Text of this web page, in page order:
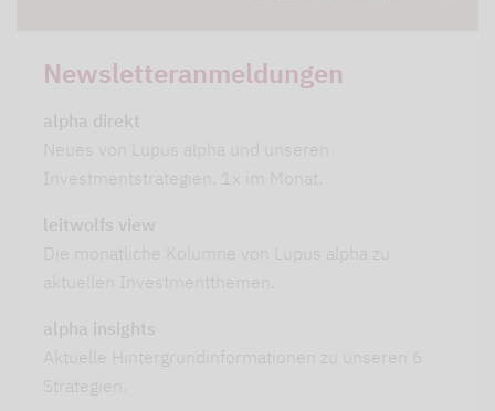
Newsletteranmeldungen
alpha direkt
Neues von Lupus alpha und unseren
Investmentstrategien. 1x im Monat.
leitwolfs view
Die monatliche Kolumne von Lupus alpha zu
aktuellen Investmentthemen.
alpha insights
Aktuelle Hintergrundinformationen zu unseren 6
Strategien.